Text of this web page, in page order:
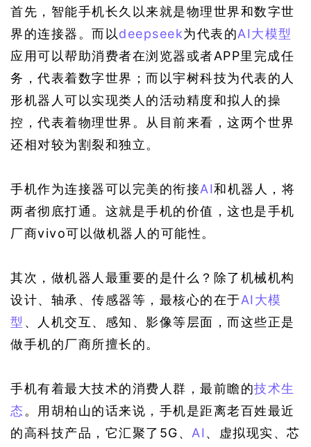
首先，智能手机长久以来就是物理世界和数字世
界的连接器。而以deepseek为代表的AI大模型
应用可以帮助消费者在浏览器或者APP里完成任
务，代表着数字世界；而以宇树科技为代表的人
形机器人可以实现类人的活动精度和拟人的操
控，代表着物理世界。从目前来看，这两个世界
还相对较为割裂和独立。
手机作为连接器可以完美的衔接AI和机器人，将
两者彻底打通。这就是手机的价值，这也是手机
厂商vivo可以做机器人的可能性。
其次，做机器人最重要的是什么？除了机械机构
设计、轴承、传感器等，最核心的在于AI大模
型 、人机交互、感知、影像等层面，而这些正是
做手机的厂商所擅长的。
手机有着最大技术的消费人群，最前瞻的技术生
态。用胡柏山的话来说，手机是距离老百姓最近
的高科技产品，它汇聚了5G、 AI、虚拟现实、芯